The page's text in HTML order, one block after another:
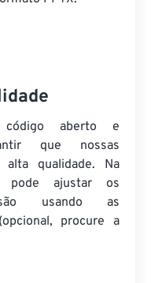
código aberto e
que nossas
qualidade. Na
pode ajustar os
usando as
procure a